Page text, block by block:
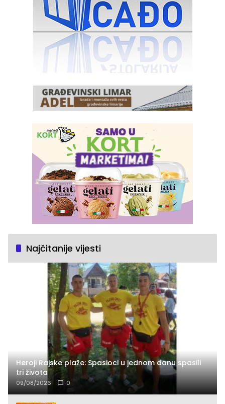
Najčitanije vijesti
Heroji Rajske plaže: Spasioci u jednom danu spasili
tri života
09/08/2026 0